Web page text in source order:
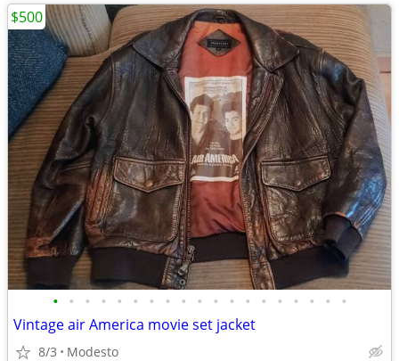
• • • • • • • • • • • • • • • • • • •
Vintage air America movie set jacket
8/3 Modesto
$500